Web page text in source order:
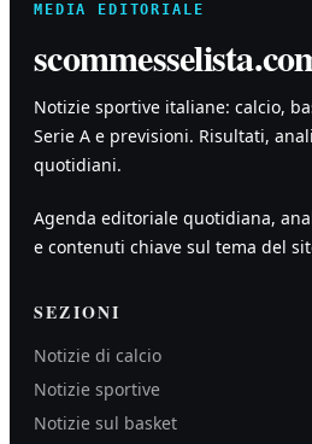
MEDIA EDITORIALE
Notizie sportive italiane: calcio,
Serie A e previsioni. Risultati,
quotidiani.
Agenda editoriale quotidiana,
e contenuti chiave sul tema del
SEZIONI
Notizie di calcio
Notizie sportive
Notizie sul basket